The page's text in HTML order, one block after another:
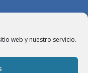
web y nuestro servicio.